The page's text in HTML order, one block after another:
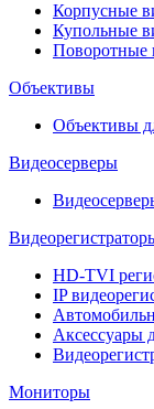
Корпусные
Купольные
Поворотные
Объективы
Объективы
Видеосерверы
HD-TVI
IP
Аксессуары
Мониторы